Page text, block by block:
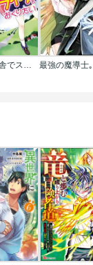
転生して田舎でスローライフをおくりたい